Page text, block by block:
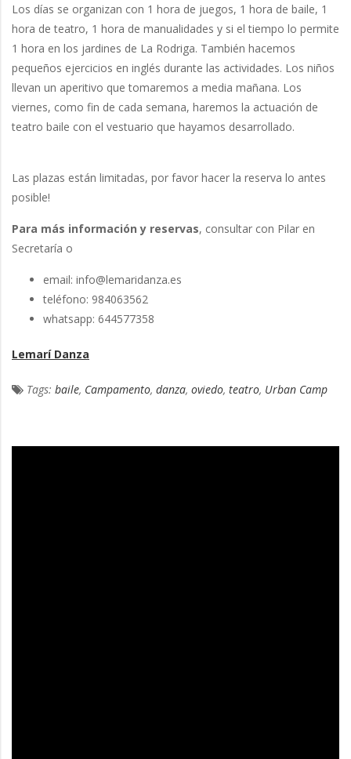
Los días se organizan con 1 hora de juegos, 1 hora de baile, 1
hora de teatro, 1 hora de manualidades y si el tiempo lo permite
1 hora en los jardines de La Rodriga. También hacemos
pequeños ejercicios en inglés durante las actividades. Los niños
llevan un aperitivo que tomaremos a media mañana. Los
viernes, como fin de cada semana, haremos la actuación de
teatro baile con el vestuario que hayamos desarrollado.
Las plazas están limitadas, por favor hacer la reserva lo antes
posible!
Para más información y reservas, consultar con Pilar en
Secretaría o
email: info@lemaridanza.es
teléfono: 984063562
whatsapp: 644577358
Lemarí Danza
Tags: baile, Campamento, danza, oviedo, teatro, Urban Camp